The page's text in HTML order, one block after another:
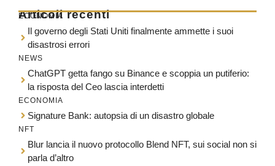
Articoli recenti
ECONOMIA
Il governo degli Stati Uniti finalmente ammette i suoi
disastrosi errori
NEWS
ChatGPT getta fango su Binance e scoppia un putiferio:
la risposta del Ceo lascia interdetti
ECONOMIA
Signature Bank: autopsia di un disastro globale
NFT
Blur lancia il nuovo protocollo Blend NFT, sui social non si
parla d’altro